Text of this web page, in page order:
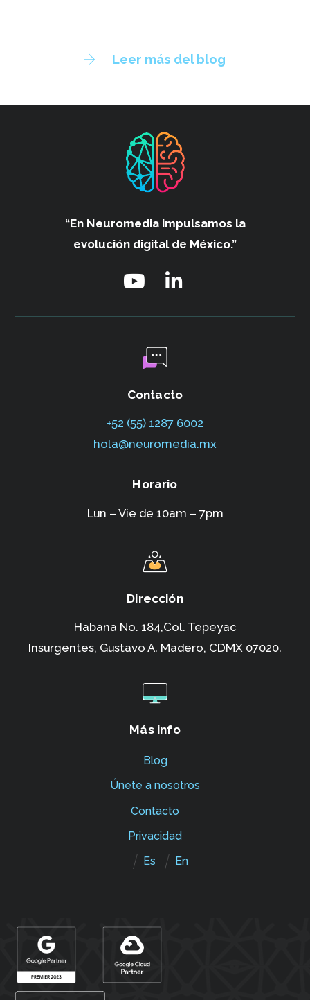
Leer más del blog
“En Neuromedia impulsamos la
evolución digital de México.”
Contacto
+52 (55) 1287 6002‬
hola@neuromedia.mx
Horario
Lun – Vie de 10am – 7pm
Dirección
Habana No. 184,Col. Tepeyac
Insurgentes, Gustavo A. Madero, CDMX 07020.
Más info
Blog
Únete a nosotros
Contacto
Privacidad
Es
En